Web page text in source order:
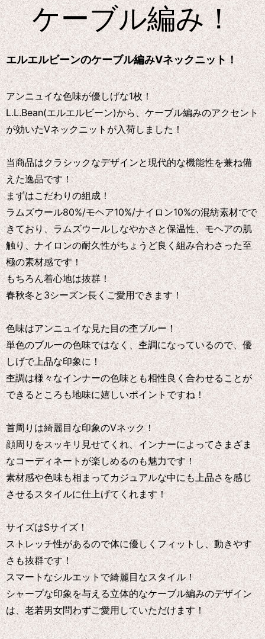
ケーブル編み！
エルエルビーンのケーブル編みVネックニット！
アンニュイな色味が優しげな1枚！
L.L.Bean(エルエルビーン)から、ケーブル編みのアクセント
が効いたVネックニットが入荷しました！
当商品はクラシックなデザインと現代的な機能性を兼ね備
えた逸品です！
まずはこだわりの組成！
ラムズウール80%/モヘア10%/ナイロン10%の混紡素材でで
きており、ラムズウールしなやかさと保温性、モヘアの肌
触り、ナイロンの耐久性がちょうど良く組み合わさった至
極の素材感です！
もちろん着心地は抜群！
春秋冬と3シーズン長くご愛用できます！
色味はアンニュイな見た目の杢ブルー！
単色のブルーの色味ではなく、杢調になっているので、優
しげで上品な印象に！
杢調は様々なインナーの色味とも相性良く合わせることが
できるところも地味に嬉しいポイントですね！
首周りは綺麗目な印象のVネック！
顔周りをスッキリ見せてくれ、インナーによってさまざま
なコーディネートが楽しめるのも魅力です！
素材感や色味も相まってカジュアルな中にも上品さを感じ
させるスタイルに仕上げてくれます！
サイズはSサイズ！
ストレッチ性があるので体に優しくフィットし、動きやす
さも抜群です！
スマートなシルエットで綺麗目なスタイル！
シャープな印象を与える立体的なケーブル編みのデザイン
は、老若男女問わずご愛用していただけます！